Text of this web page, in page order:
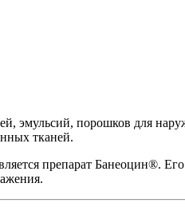
эмульсий, порошков для
тканей.
препарат Банеоцин®.